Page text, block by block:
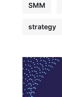
SMM
strategy